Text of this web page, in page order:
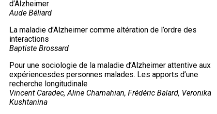
d’Alzheimer
Aude Béliard
La maladie d’Alzheimer comme altération de l’ordre des
interactions
Baptiste Brossard
Pour une sociologie de la maladie d’Alzheimer attentive aux
expériencesdes personnes malades. Les apports d’une
recherche longitudinale
Vincent Caradec, Aline Chamahian, Frédéric Balard, Veronika
Kushtanina